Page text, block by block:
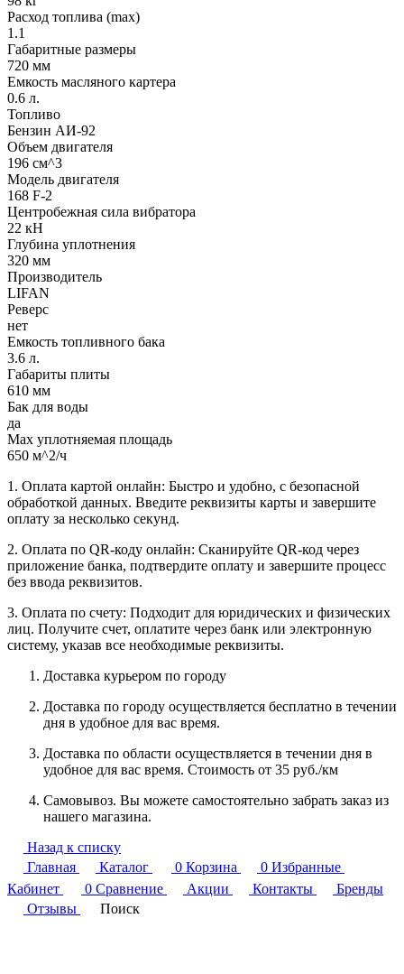
Расход топлива (max)
1.1
Габаритные размеры
720 мм
Емкость масляного картера
0.6 л.
Топливо
Бензин АИ-92
Объем двигателя
196 см^3
Модель двигателя
168 F-2
Центробежная сила вибратора
22 кН
Глубина уплотнения
320 мм
Производитель
LIFAN
Реверс
нет
Емкость топливного бака
3.6 л.
Габариты плиты
610 мм
Бак для воды
да
Max уплотняемая площадь
650 м^2/ч
1. Оплата картой онлайн: Быстро и удобно, с безопасной
обработкой данных. Введите реквизиты карты и завершите
оплату за несколько секунд.
2. Оплата по QR-коду онлайн: Сканируйте QR-код через
приложение банка, подтвердите оплату и завершите процесс
без ввода реквизитов.
3. Оплата по счету: Подходит для юридических и физических
лиц. Получите счет, оплатите через банк или электронную
систему, указав все необходимые реквизиты.
Доставка курьером по городу
Доставка по городу осуществляется бесплатно в течении
дня в удобное для вас время.
Доставка по области осуществляется в течении дня в
удобное для вас время. Стоимость от 35 руб./км
Самовывоз. Вы можете самостоятельно забрать заказ из
нашего магазина.
Назад к списку
Главная
Каталог 0 Корзина 0 Избранные
Кабинет
0 Сравнение Акции Контакты
Бренды
Отзывы
Поиск